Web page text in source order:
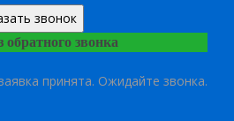
звонок
обратного звонка
принята. Ожидайте звонка.